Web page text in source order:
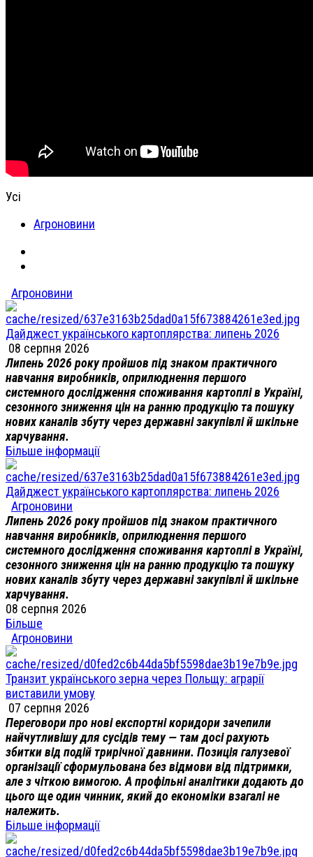
Усі
Агроновини
Агроновини
Дайджест українського картоплярства: липень 2026
08 серпня 2026
Липень 2026 року пройшов під знаком практичного
навчання виробників, оприлюднення першого
системного дослідження споживання картоплі в Україні,
сезонного зниження цін на ранню продукцію та пошуку
нових каналів збуту через державні закупівлі й шкільне
харчування.
Більше інформації
Дайджест українського картоплярства: липень 2026
Агроновини
Липень 2026 року пройшов під знаком практичного
навчання виробників, оприлюднення першого
системного дослідження споживання картоплі в Україні,
сезонного зниження цін на ранню продукцію та пошуку
нових каналів збуту через державні закупівлі й шкільне
харчування.
08 серпня 2026
Більше
Агроновини
Транзит українського зерна через Польщу: аграрії
виставили умову
07 серпня 2026
Переговори про нові експортні коридори зачепили
найчутливішу для сусідів тему — там досі рахують
збитки від подій трирічної давнини. Позиція галузевої
організації сформульована без відмови від підтримки,
але з чіткою вимогою. А профільні аналітики додають до
цього ще один чинник, який до економіки взагалі не
належить.
Більше інформації